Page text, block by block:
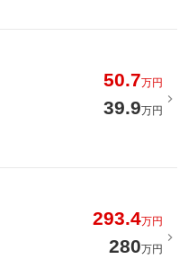
50.7万円
39.9万円
293.4万円
280万円